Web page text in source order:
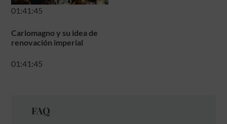
01:41:45
Carlomagno y su idea de
renovación imperial
01:41:45
FAQ